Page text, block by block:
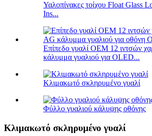
Υαλοπίνακες τοίχου Float Glass
Ins...
Επίπεδο γυαλί OEM 12 ιντσών
κάλυμμα γυαλιού για OLED...
Κλιμακωτό σκληρυμένο γυαλί
Φύλλο γυαλιού κάλυψης οθόνης
Κλιμακωτό σκληρυμένο γυαλί